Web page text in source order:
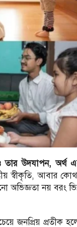
উদযাপন, অর্থ
স্বীকৃতি, আবার
নয় বরং ভিন্ন
জনপ্রিয় প্রতীক